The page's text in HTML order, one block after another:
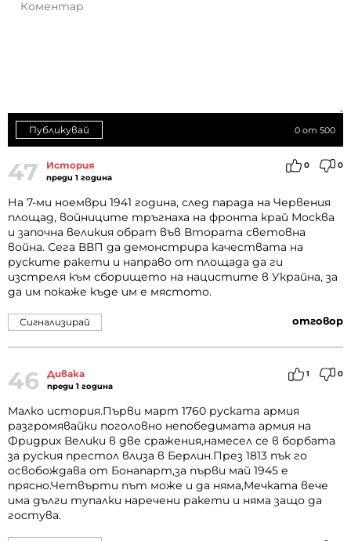
0 от 500
Публикувай
47 История
преди 1 година
0 0
На 7-ми ноември 1941 година, след парада на Червения
площад, войниците тръгнаха на фронта край Москва
и започна великия обрат във Втората световна
война. Сега ВВП да демонстрира качествата на
руските ракети и направо от площада да ги
изстреля към сборището на нацистите в Украйна, за
да им покаже къде им е мястото.
отговор
Сигнализирай
46 Дивака
преди 1 година
1 0
Малко история.Първи март 1760 руската армия
разгромявайки поголовно непобедимата армия на
Фридрих Велики в две сражения,намесел се в борбата
за руския престол влиза в Берлин.През 1813 пък го
освобождава от Бонапарт,за първи май 1945 е
прясно.Четвърти път може и да няма,Мечката вече
има дълги тупалки наречени ракети и няма защо да
гостува.